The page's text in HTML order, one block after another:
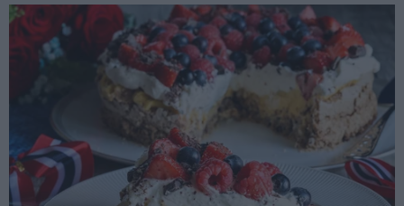
Hopp
hovedinnhold